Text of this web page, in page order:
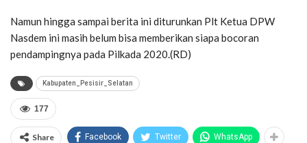
Namun hingga sampai berita ini diturunkan Plt Ketua DPW
Nasdem ini masih belum bisa memberikan siapa bocoran
pendampingnya pada Pilkada 2020.(RD)
Kabupaten_Pesisir_Selatan
177
Share Facebook Twitter WhatsApp